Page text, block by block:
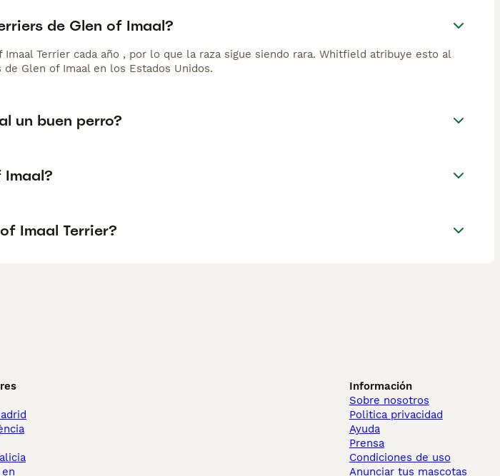
de Glen of Imaal?
Terrier cada año , por lo que la raza sigue siendo rara. Whitfield atribuye esto al
Glen of Imaal en los Estados Unidos.
un buen perro?
Imaal?
Imaal Terrier?
Información
Sobre nosotros
Politica privacidad
Ayuda
Prensa
Condiciones de uso
Anunciar tus mascotas